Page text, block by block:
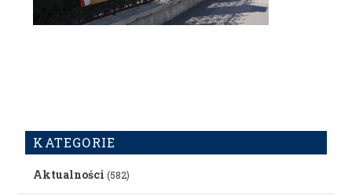
KATEGORIE
Aktualności (582)